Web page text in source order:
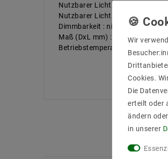
Nutzbarer Lichtstrom [Lumen] :
Nutzbarer Lichtstrom – Winkel
Dimmbarkeit : nicht dimmbar
Maß (DxL mm) : 49x59
Betriebstemperatur : -10 Grad
Wir
Cookies.
Die
erteilt oder
ändern
in unserer